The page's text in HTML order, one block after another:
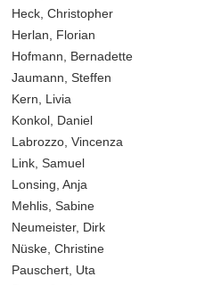
Heck, Christopher
Herlan, Florian
Hofmann, Bernadette
Jaumann, Steffen
Kern, Livia
Konkol, Daniel
Labrozzo, Vincenza
Link, Samuel
Lonsing, Anja
Mehlis, Sabine
Neumeister, Dirk
Nüske, Christine
Pauschert, Uta